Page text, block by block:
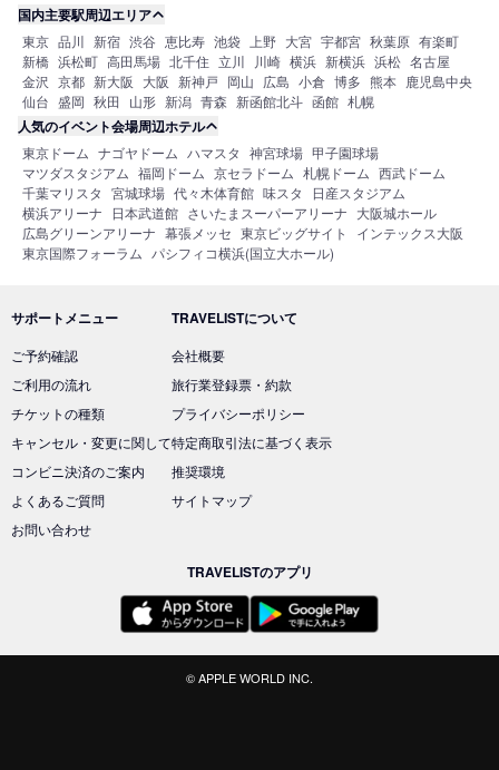
国内主要駅周辺エリア
東京 品川 新宿 渋谷 恵比寿 池袋 上野 大宮 宇都宮 秋葉原 有楽町
新橋 浜松町 高田馬場 北千住 立川 川崎 横浜 新横浜 浜松 名古屋
金沢 京都 新大阪 大阪 新神戸 岡山 広島 小倉 博多 熊本 鹿児島中央
仙台 盛岡 秋田 山形 新潟 青森 新函館北斗 函館 札幌
人気のイベント会場周辺ホテル
東京ドーム ナゴヤドーム ハマスタ 神宮球場 甲子園球場
マツダスタジアム 福岡ドーム 京セラドーム 札幌ドーム 西武ドーム
千葉マリスタ 宮城球場 代々木体育館 味スタ
日産スタジアム
横浜アリーナ
日本武道館 さいたまスーパーアリーナ 大阪城ホール
広島グリーンアリーナ 幕張メッセ 東京ビッグサイト
インテックス大阪
東京国際フォーラム パシフィコ横浜(国立大ホール)
サポートメニュー
ご予約確認
ご利用の流れ
チケットの種類
キャンセル・変更に関して
コンビニ決済のご案内
よくあるご質問
お問い合わせ
TRAVELISTについて
会社概要
旅行業登録票・約款
プライバシーポリシー
特定商取引法に基づく表示
推奨環境
サイトマップ
TRAVELISTのアプリ
© APPLE WORLD INC.